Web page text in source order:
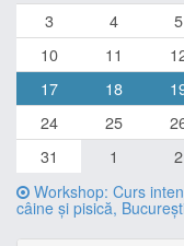
3
4 5
10
11
17
18
24
25
31
1 2
Workshop: Curs
câine și pisică,